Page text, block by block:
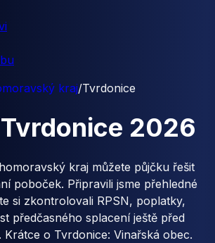
kraj/Tvrdonice
Tvrdonice 2026
kraj můžete půjčku řešit
poboček. Připravili jsme přehledné
si zkontrolovali RPSN, poplatky,
předčasného splacení ještě před
Krátce o Tvrdonice: Vinařská obec.